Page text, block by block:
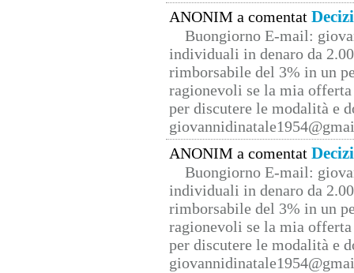
ANONIM a comentat
Buongiorno E-mail:
individuali in denaro da
rimborsabile del 3% in un
ragionevoli se la mia
per discutere le modalità e
ANONIM a comentat
Buongiorno E-mail:
individuali in denaro da
rimborsabile del 3% in un
ragionevoli se la mia
per discutere le modalità e